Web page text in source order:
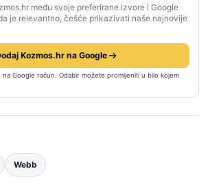
među svoje preferirane izvore i Google
je relevantno, češće prikazivati naše najnovije
Kozmos.hr na Google
Google račun. Odabir možete promijeniti u bilo kojem
Webb